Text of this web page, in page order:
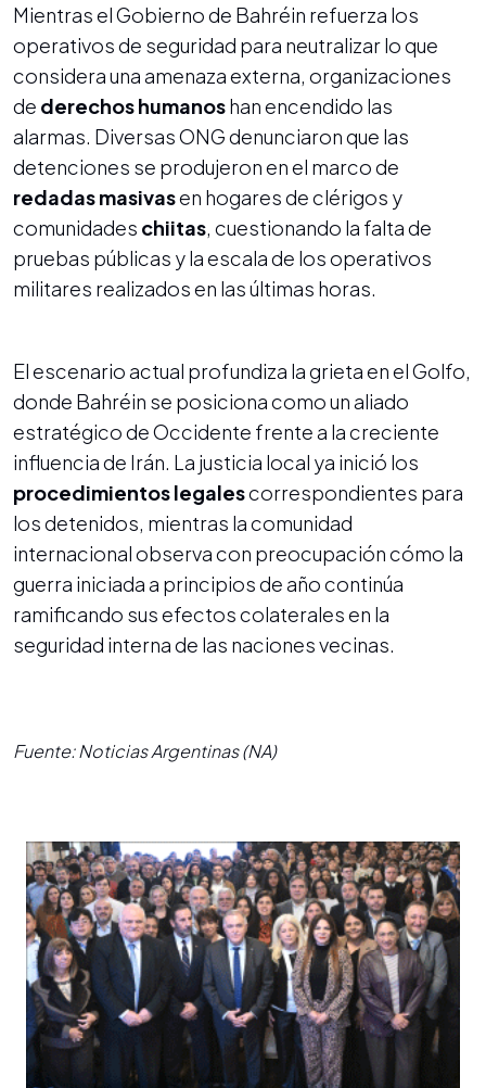
Mientras el Gobierno de Bahréin refuerza los
operativos de seguridad para neutralizar lo que
considera una amenaza externa, organizaciones
de derechos humanoshan encendido las
alarmas. Diversas ONG denunciaron que las
detenciones se produjeron en el marco de
redadas masivasen hogares de clérigos y
comunidades chiitas, cuestionando la falta de
pruebas públicas y la escala de los operativos
militares realizados en las últimas horas.
El escenario actual profundiza la grieta en el Golfo,
donde Bahréin se posiciona como un aliado
estratégico de Occidente frente a la creciente
influencia de Irán. La justicia local ya inició los
procedimientos legalescorrespondientes para
los detenidos, mientras la comunidad
internacional observa con preocupación cómo la
guerra iniciada a principios de año continúa
ramificando sus efectos colaterales en la
seguridad interna de las naciones vecinas.
Fuente: Noticias Argentinas (NA)